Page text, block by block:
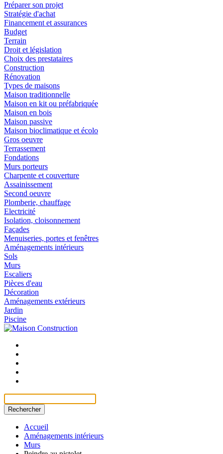
Préparer son projet
Stratégie d'achat
Financement et assurances
Budget
Terrain
Droit et législation
Choix des prestataires
Construction
Rénovation
Types de maisons
Maison traditionnelle
Maison en kit ou préfabriquée
Maison en bois
Maison passive
Maison bioclimatique et écolo
Gros oeuvre
Terrassement
Fondations
Murs porteurs
Charpente et couverture
Assainissement
Second oeuvre
Plomberie, chauffage
Electricité
Isolation, cloisonnement
Façades
Menuiseries, portes et fenêtres
Aménagements intérieurs
Sols
Murs
Escaliers
Pièces d'eau
Décoration
Aménagements extérieurs
Jardin
Piscine
Rechercher
Accueil
Aménagements intérieurs
Murs